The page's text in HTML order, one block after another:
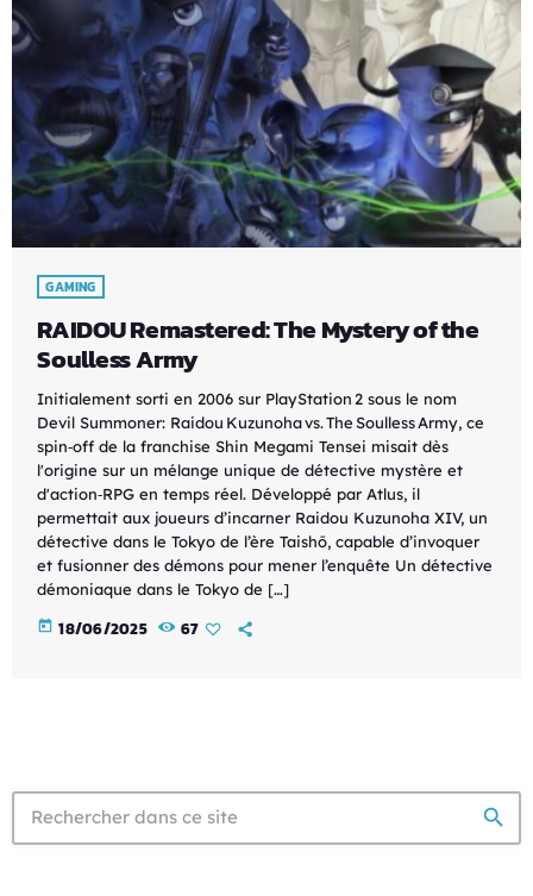
GAMING
RAIDOU Remastered: The Mystery of the
Soulless Army
Initialement sorti en 2006 sur PlayStation 2 sous le nom
Devil Summoner: Raidou Kuzunoha vs. The Soulless Army, ce
spin‑off de la franchise Shin Megami Tensei misait dès
l'origine sur un mélange unique de détective mystère et
d'action‑RPG en temps réel. Développé par Atlus, il
permettait aux joueurs d’incarner Raidou Kuzunoha XIV, un
détective dans le Tokyo de l’ère Taishō, capable d’invoquer
et fusionner des démons pour mener l’enquête Un détective
démoniaque dans le Tokyo de […]
today 18/06/2025 67
search